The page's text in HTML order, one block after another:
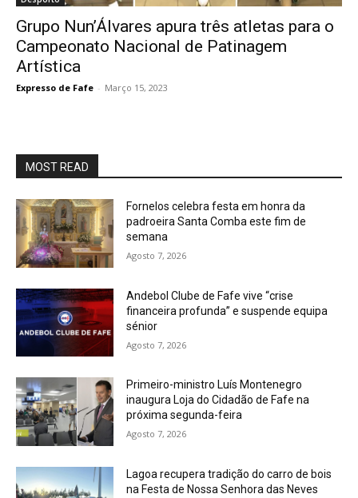
Grupo Nun’Álvares apura três atletas para o
Campeonato Nacional de Patinagem
Artística
Expresso de Fafe - Março 15, 2023
MOST READ
Fornelos celebra festa em honra da
padroeira Santa Comba este fim de
semana
Agosto 7, 2026
Andebol Clube de Fafe vive “crise
financeira profunda” e suspende equipa
sénior
Agosto 7, 2026
Primeiro-ministro Luís Montenegro
inaugura Loja do Cidadão de Fafe na
próxima segunda-feira
Agosto 7, 2026
Lagoa recupera tradição do carro de bois
na Festa de Nossa Senhora das Neves